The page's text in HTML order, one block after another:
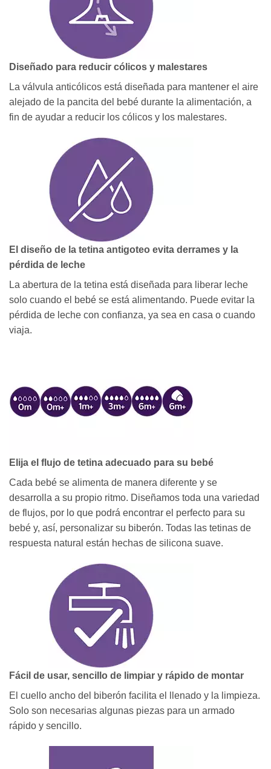
Diseñado para reducir cólicos y malestares
La válvula anticólicos está diseñada para mantener el aire
alejado de la pancita del bebé durante la alimentación, a
fin de ayudar a reducir los cólicos y los malestares.
El diseño de la tetina antigoteo evita derrames y la
pérdida de leche
La abertura de la tetina está diseñada para liberar leche
solo cuando el bebé se está alimentando. Puede evitar la
pérdida de leche con confianza, ya sea en casa o cuando
viaja.
Elija el flujo de tetina adecuado para su bebé
Cada bebé se alimenta de manera diferente y se
desarrolla a su propio ritmo. Diseñamos toda una variedad
de flujos, por lo que podrá encontrar el perfecto para su
bebé y, así, personalizar su biberón. Todas las tetinas de
respuesta natural están hechas de silicona suave.
Fácil de usar, sencillo de limpiar y rápido de montar
El cuello ancho del biberón facilita el llenado y la limpieza.
Solo son necesarias algunas piezas para un armado
rápido y sencillo.